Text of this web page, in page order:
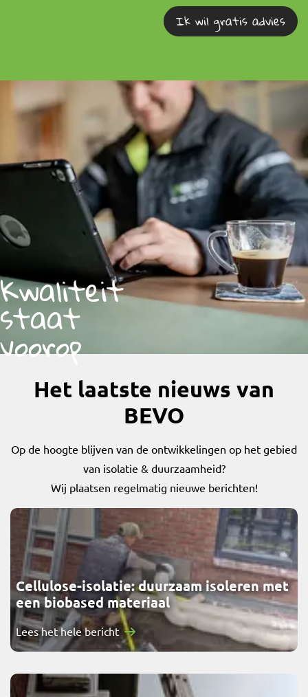
Ik wil gratis advies
Kwaliteit
staat
voorop
Het laatste nieuws van
BEVO
Op de hoogte blijven van de ontwikkelingen op het gebied
van isolatie & duurzaamheid?
Wij plaatsen regelmatig nieuwe berichten!
Cellulose-isolatie: duurzaam isoleren met
een biobased materiaal
Lees het hele bericht